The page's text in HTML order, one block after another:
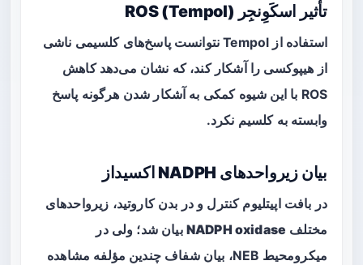
تأثیر اسکَوِنجِر ROS (Tempol)
استفاده از Tempol نتوانست پاسخ‌های کلسیمی ناشی
از هیپوکسی را آشکار کند، که نشان می‌دهد کاهش
ROS با این شیوه کمکی به آشکار شدن هرگونه پاسخ
وابسته به کلسیم نکرد.
بیان زیرواحدهای NADPH اکسیداز
در بافت اپیتلیوم کنترل و در بدن کاروتید، زیرواحدهای
مختلف NADPH oxidase بیان شد؛ ولی در
میکرومحیط NEB، بیان شفاف چندین مؤلفه مشاهده